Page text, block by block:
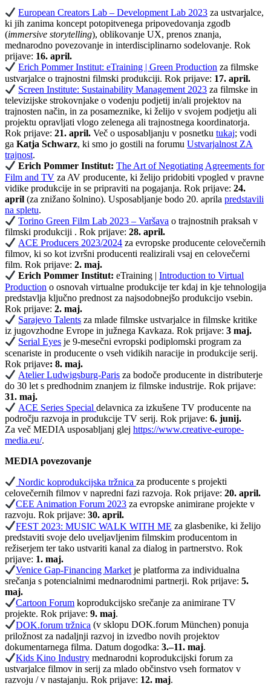
European Creators Lab – Development Lab 2023 za ustvarjalce,
ki jih zanima koncept potopitvenega pripovedovanja zgodb
(immersive storytelling), oblikovanje UX, prenos znanja,
mednarodno povezovanje in interdisciplinarno sodelovanje. Rok
prijave: 16. april.
Erich Pommer Institut: eTraining | Green Production za filmske
ustvarjalce o trajnostni filmski produkciji. Rok prijave: 17. april.
Screen Institute: Sustainability Management 2023 za filmske in
televizijske strokovnjake o vodenju podjetij in/ali projektov na
trajnosten način, in za posameznike, ki želijo v svojem podjetju ali
projektu opravljati vlogo zelenega ali trajnostnega koordinatorja.
Rok prijave: 21. april. Več o usposabljanju v posnetku tukaj; vodi
ga Katja Schwarz, ki smo jo gostili na forumu Ustvarjalnost ZA
trajnost.
Erich Pommer Institut: The Art of Negotiating Agreements for
Film and TV za AV producente, ki želijo pridobiti vpogled v pravne
vidike produkcije in se pripraviti na pogajanja. Rok prijave: 24.
april (za znižano šolnino). Usposabljanje bodo 20. aprila predstavili
na spletu.
Torino Green Film Lab 2023 – Varšava o trajnostnih praksah v
filmski produkciji . Rok prijave: 28. april.
ACE Producers 2023/2024 za evropske producente celovečernih
filmov, ki so kot izvršni producenti realizirali vsaj en celovečerni
film. Rok prijave: 2. maj.
Erich Pommer Institut: eTraining |Introduction to Virtual
Production o osnovah virtualne produkcije ter kdaj in kje tehnologija
predstavlja ključno prednost za najsodobnejšo produkcijo vsebin.
Rok prijave: 2. maj.
Sarajevo Talents za mlade filmske ustvarjalce in filmske kritike
iz jugovzhodne Evrope in južnega Kavkaza. Rok prijave: 3 maj.
Serial Eyes je 9-mesečni evropski podiplomski program za
scenariste in producente o vseh vidikih naracije in produkcije serij.
Rok prijave: 8. maj.
Atelier Ludwigsburg-Paris za bodoče producente in distributerje
do 30 let s predhodnim znanjem iz filmske industrije. Rok prijave:
31. maj.
ACE Series Specialdelavnica za izkušene TV producente na
področju razvoja in produkcije TV serij. Rok prijave: 6. junij.
Za več MEDIA usposabljanj glej https://www.creative-europe-
media.eu/.
MEDIA povezovanje
Nordic koprodukcijska tržnicaza producente s projekti
celovečernih filmov v napredni fazi razvoja. Rok prijave: 20. april.
CEE Animation Forum 2023 za evropske animirane projekte v
razvoju. Rok prijave: 30. april.
FEST 2023: MUSIC WALK WITH ME za glasbenike, ki želijo
predstaviti svoje delo uveljavljenim filmskim producentom in
režiserjem ter tako ustvariti kanal za dialog in partnerstvo. Rok
prijave: 1. maj.
Venice Gap-Financing Market je platforma za individualna
srečanja s potencialnimi mednarodnimi partnerji. Rok prijave: 5.
maj.
Cartoon Forum koprodukcijsko srečanje za animirane TV
projekte. Rok prijave: 9. maj.
DOK.forum tržnica (v sklopu DOK.forum München) ponuja
priložnost za nadaljnji razvoj in izvedbo novih projektov
dokumentarnega filma. Datum dogodka: 3.–11. maj.
Kids Kino Industry mednarodni koprodukcijski forum za
ustvarjalce filmov in serij za mlado občinstvo vseh formatov v
razvoju / v nastajanju. Rok prijave: 12. maj.